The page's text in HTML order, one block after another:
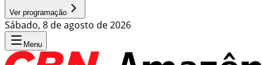
Ver programação
Sábado, 8 de agosto de 2026
Menu